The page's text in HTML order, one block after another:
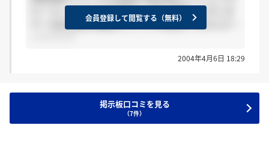
か？ もしそうならGD通過して個人面接した方いま
す？ 私は明後日面接なんですが仲間はいませんかー
会員登録して閲覧する（無料）
2004年4月6日 18:29
掲示板口コミを見る
（7件）